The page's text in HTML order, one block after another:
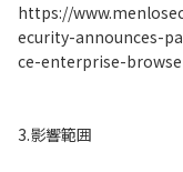
https://
ecurity-announces-
ce-enterprise-
3.影響範囲